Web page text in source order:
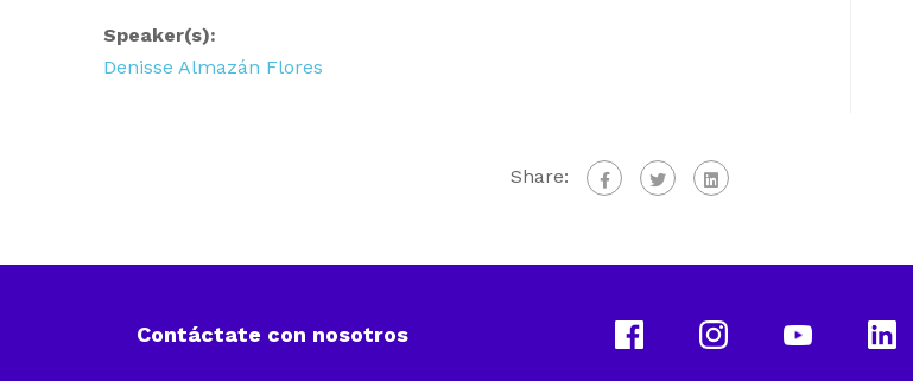
Speaker(s):
Denisse Almazán Flores
Share:
Contáctate con nosotros